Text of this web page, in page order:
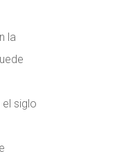
la
siglo